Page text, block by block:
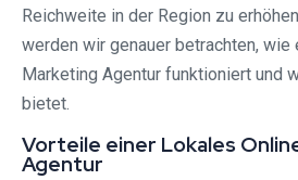
Reichweite in der Region zu
werden wir genauer betrachten, wie
Marketing Agentur funktioniert und
bietet.
Vorteile einer Lokales
Agentur